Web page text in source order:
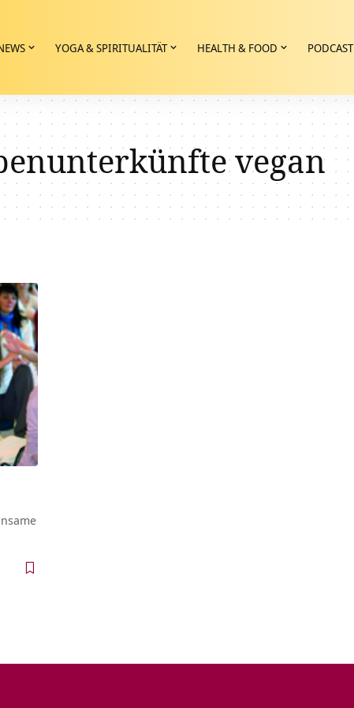
YOGA & SPIRITUALITÄT HEALTH & FOOD PODCAST
vegan